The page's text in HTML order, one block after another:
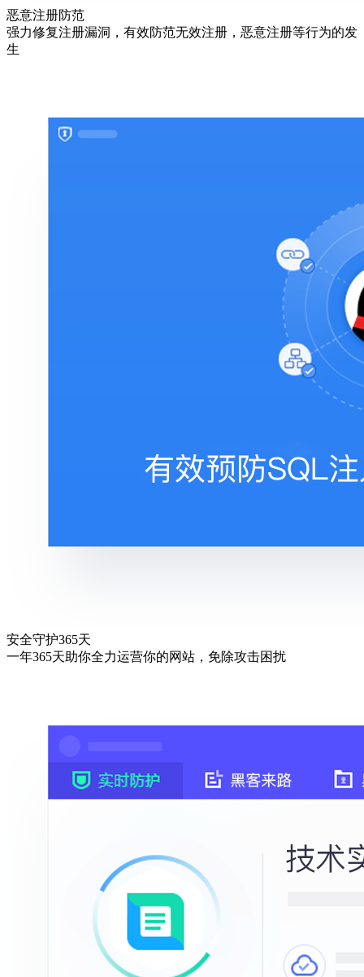
恶意注册防范
强力修复注册漏洞，有效防范无效注册，恶意注册等行为的发
生
安全守护365天
一年365天助你全力运营你的网站，免除攻击困扰